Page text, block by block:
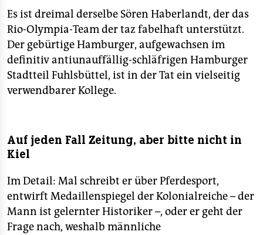
Es ist dreimal derselbe Sören Haberlandt, der das
Rio-Olympia-Team der taz fabelhaft unterstützt.
Der gebürtige Hamburger, aufgewachsen im
definitiv antiunauffällig-schläfrigen Hamburger
Stadtteil Fuhlsbüttel, ist in der Tat ein vielseitig
verwendbarer Kollege.
Auf jeden Fall Zeitung, aber bitte nicht in
Kiel
Im Detail: Mal schreibt er über Pferdesport,
entwirft Medaillenspiegel der Kolonialreiche – der
Mann ist gelernter Historiker –, oder er geht der
Frage nach, weshalb männliche